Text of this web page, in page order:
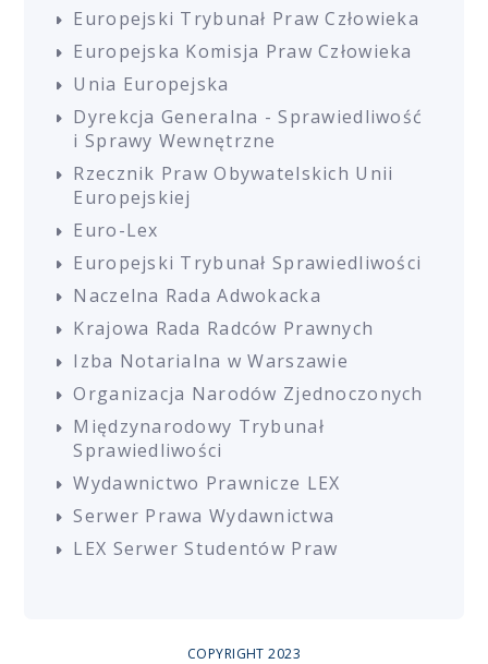
Europejski Trybunał Praw Człowieka
Europejska Komisja Praw Człowieka
Unia Europejska
Dyrekcja Generalna - Sprawiedliwość
i Sprawy Wewnętrzne
Rzecznik Praw Obywatelskich Unii
Europejskiej
Euro-Lex
Europejski Trybunał Sprawiedliwości
Naczelna Rada Adwokacka
Krajowa Rada Radców Prawnych
Izba Notarialna w Warszawie
Organizacja Narodów Zjednoczonych
Międzynarodowy Trybunał
Sprawiedliwości
Wydawnictwo Prawnicze LEX
Serwer Prawa Wydawnictwa
LEX Serwer Studentów Praw
COPYRIGHT 2023